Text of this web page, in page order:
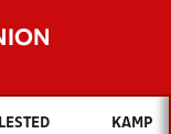
vil du søge efter?
KAMP